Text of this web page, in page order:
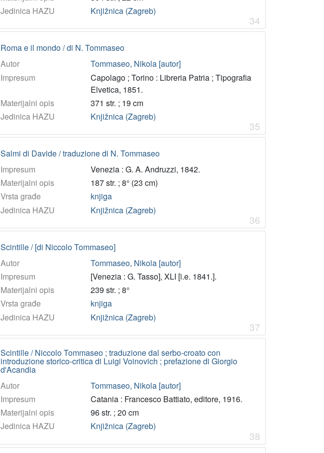
Jedinica HAZU
Knjižnica (Zagreb)
34
Roma e il mondo / di N. Tommaseo
Autor
Tommaseo, Nikola [autor]
Impresum
Capolago ; Torino : Libreria Patria ; Tipografia
Elvetica, 1851.
Materijalni opis
371 str. ; 19 cm
Jedinica HAZU
Knjižnica (Zagreb)
35
Salmi di Davide / traduzione di N. Tommaseo
Impresum
Venezia : G. A. Andruzzi, 1842.
Materijalni opis
187 str. ; 8° (23 cm)
Vrsta građe
knjiga
Jedinica HAZU
Knjižnica (Zagreb)
36
Scintille / [di Niccolo Tommaseo]
Autor
Tommaseo, Nikola [autor]
Impresum
[Venezia : G. Tasso], XLI [i.e. 1841.].
Materijalni opis
239 str. ; 8°
Vrsta građe
knjiga
Jedinica HAZU
Knjižnica (Zagreb)
37
Scintille / Niccolo Tommaseo ; traduzione dal serbo-croato con
introduzione storico-critica di Luigi Voinovich ; prefazione di Giorgio
d'Acandia
Autor
Tommaseo, Nikola [autor]
Impresum
Catania : Francesco Battiato, editore, 1916.
Materijalni opis
96 str. ; 20 cm
Jedinica HAZU
Knjižnica (Zagreb)
38